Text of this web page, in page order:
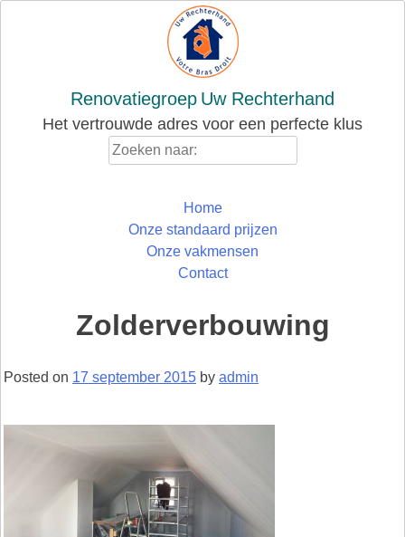
Renovatiegroep Uw Rechterhand
Het vertrouwde adres voor een perfecte klus
Home
Onze standaard prijzen
Onze vakmensen
Contact
Zolderverbouwing
Posted on 17 september 2015 by admin